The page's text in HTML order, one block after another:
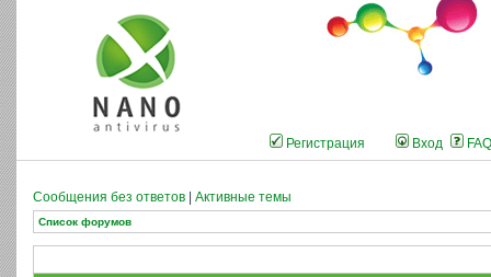
Регистрация Вход FAQ
Сообщения без ответов Активные темы
Список форумов